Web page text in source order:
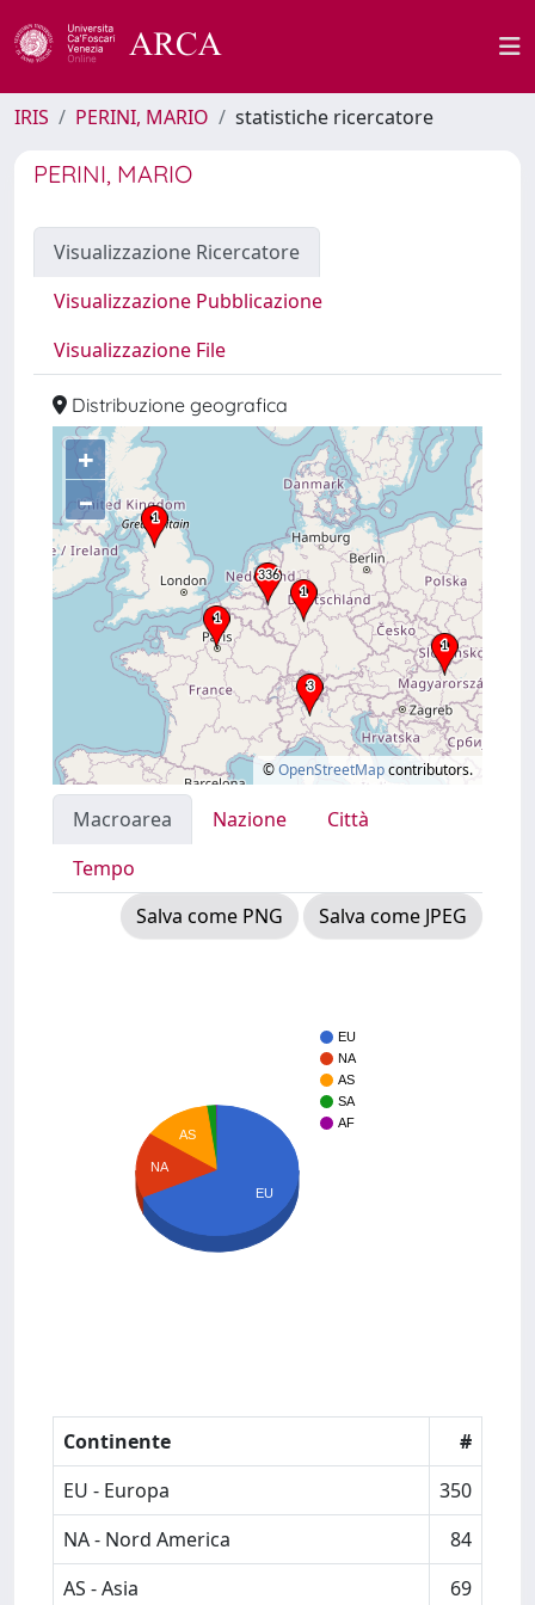
IRIS PERINI, MARIO statistiche ricercatore
PERINI, MARIO
Visualizzazione Ricercatore
Visualizzazione Pubblicazione
Visualizzazione File
Distribuzione geografica
+
–
©OpenStreetMapcontributors.
Macroarea Nazione
Città
Tempo
Salva come PNG
Salva come JPEG
EU
NA
AS
SA
AF
AS
NA
EU
Continente
#
EU - Europa
350
NA - Nord America
84
AS - Asia
69